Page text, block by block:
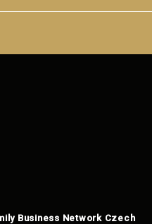
Business Network Czech